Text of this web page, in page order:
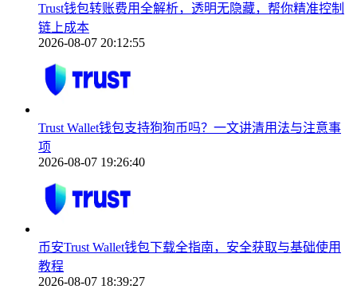
Trust钱包转账费用全解析，透明无隐藏，帮你精准控制
链上成本
2026-08-07 20:12:55
Trust Wallet钱包支持狗狗币吗？一文讲清用法与注意事
项
2026-08-07 19:26:40
币安Trust Wallet钱包下载全指南，安全获取与基础使用
教程
2026-08-07 18:39:27